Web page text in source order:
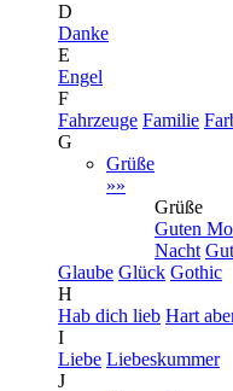
D
Danke
E
Engel
F
Fahrzeuge Familie
G
Grüße
»»
Grüße
Guten
Nacht
Glaube Glück Gothic
H
Hab dich lieb Hart
I
Liebe Liebeskummer
J